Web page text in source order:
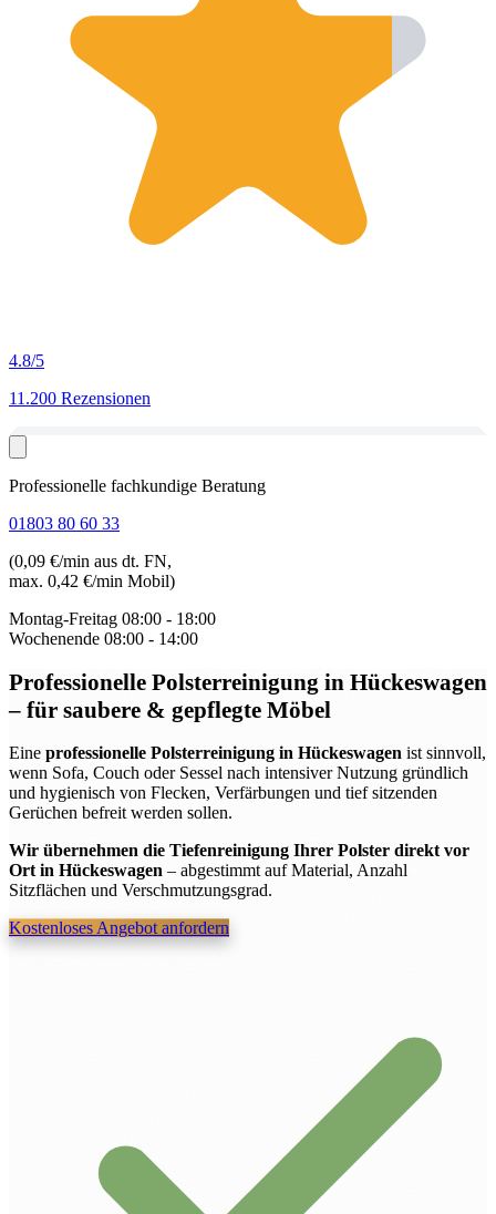
4.8/5
11.200 Rezensionen
Professionelle fachkundige Beratung
01803 80 60 33
(0,09 €/min aus dt. FN,
max. 0,42 €/min Mobil)
Montag-Freitag 08:00 - 18:00
Wochenende 08:00 - 14:00
Professionelle Polsterreinigung in Hückeswagen
– für saubere & gepflegte Möbel
Eine professionelle Polsterreinigung in Hückeswagen ist sinnvoll,
wenn Sofa, Couch oder Sessel nach intensiver Nutzung gründlich
und hygienisch von Flecken, Verfärbungen und tief sitzenden
Gerüchen befreit werden sollen.
Wir übernehmen die Tiefenreinigung Ihrer Polster direkt vor
Ort in Hückeswagen – abgestimmt auf Material, Anzahl
Sitzflächen und Verschmutzungsgrad.
Kostenloses Angebot anfordern